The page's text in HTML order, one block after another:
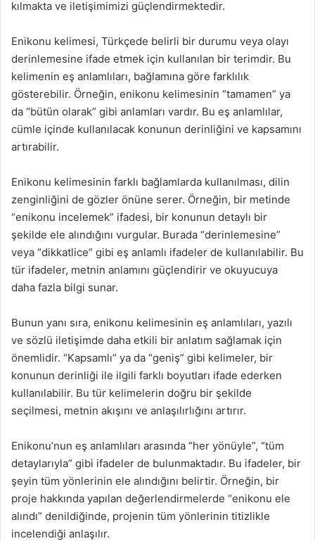
kılmakta ve iletişimimizi güçlendirmektedir.
Enikonu kelimesi, Türkçede belirli bir durumu veya olayı
derinlemesine ifade etmek için kullanılan bir terimdir. Bu
kelimenin eş anlamlıları, bağlamına göre farklılık
gösterebilir. Örneğin, enikonu kelimesinin “tamamen” ya
da “bütün olarak” gibi anlamları vardır. Bu eş anlamlılar,
cümle içinde kullanılacak konunun derinliğini ve kapsamını
artırabilir.
Enikonu kelimesinin farklı bağlamlarda kullanılması, dilin
zenginliğini de gözler önüne serer. Örneğin, bir metinde
“enikonu incelemek” ifadesi, bir konunun detaylı bir
şekilde ele alındığını vurgular. Burada “derinlemesine”
veya “dikkatlice” gibi eş anlamlı ifadeler de kullanılabilir. Bu
tür ifadeler, metnin anlamını güçlendirir ve okuyucuya
daha fazla bilgi sunar.
Bunun yanı sıra, enikonu kelimesinin eş anlamlıları, yazılı
ve sözlü iletişimde daha etkili bir anlatım sağlamak için
önemlidir. “Kapsamlı” ya da “geniş” gibi kelimeler, bir
konunun derinliği ile ilgili farklı boyutları ifade ederken
kullanılabilir. Bu tür kelimelerin doğru bir şekilde
seçilmesi, metnin akışını ve anlaşılırlığını artırır.
Enikonu’nun eş anlamlıları arasında “her yönüyle”, “tüm
detaylarıyla” gibi ifadeler de bulunmaktadır. Bu ifadeler, bir
şeyin tüm yönlerinin ele alındığını belirtir. Örneğin, bir
proje hakkında yapılan değerlendirmelerde “enikonu ele
alındı” denildiğinde, projenin tüm yönlerinin titizlikle
incelendiği anlaşılır.